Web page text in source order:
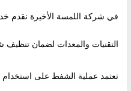
في شركة اللمسة الأخيرة نقدم
التقنيات والمعدات لضمان
تعتمد عملية الشفط على